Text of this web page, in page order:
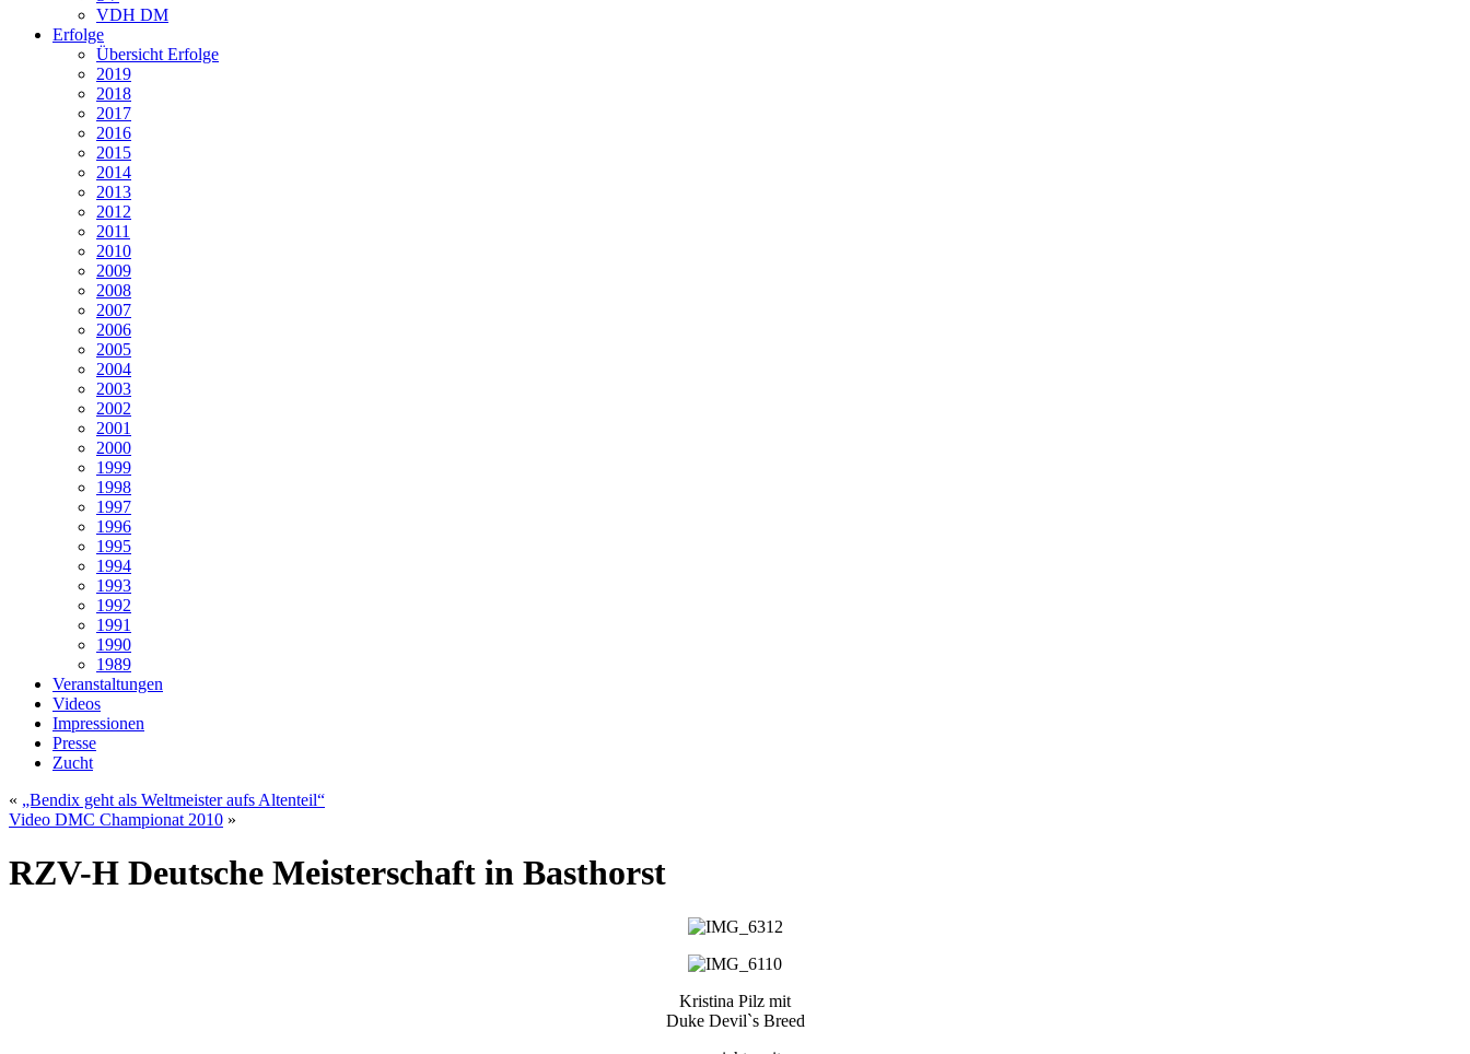
VDH DM
Erfolge
Übersicht Erfolge
2019
2018
2017
2016
2015
2014
2013
2012
2011
2010
2009
2008
2007
2006
2005
2004
2003
2002
2001
2000
1999
1998
1997
1996
1995
1994
1993
1992
1991
1990
1989
Veranstaltungen
Videos
Impressionen
Presse
Zucht
« „Bendix geht als Weltmeister aufs Altenteil“
Video DMC Championat 2010 »
RZV-H Deutsche Meisterschaft in Basthorst
Kristina Pilz mit
Duke Devil`s Breed